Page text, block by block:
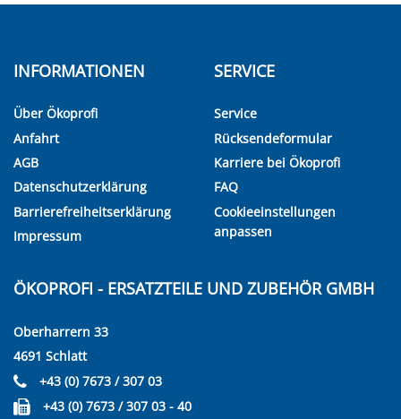
INFORMATIONEN
Über Ökoprofi
Anfahrt
AGB
Datenschutzerklärung
Barrierefreiheitserklärung
Impressum
SERVICE
Service
Rücksendeformular
Karriere bei Ökoprofi
FAQ
Cookieeinstellungen
anpassen
ÖKOPROFI - ERSATZTEILE UND ZUBEHÖR GMBH
Oberharrern 33
4691 Schlatt
+43 (0) 7673 / 307 03
+43 (0) 7673 / 307 03 - 40